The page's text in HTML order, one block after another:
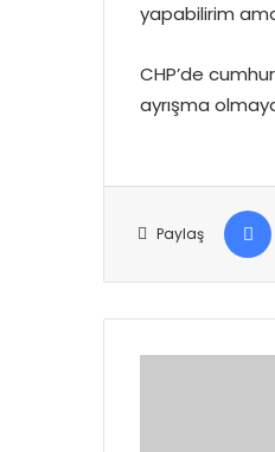
yapabilirim
CHP’de
ayrışma
Paylaş